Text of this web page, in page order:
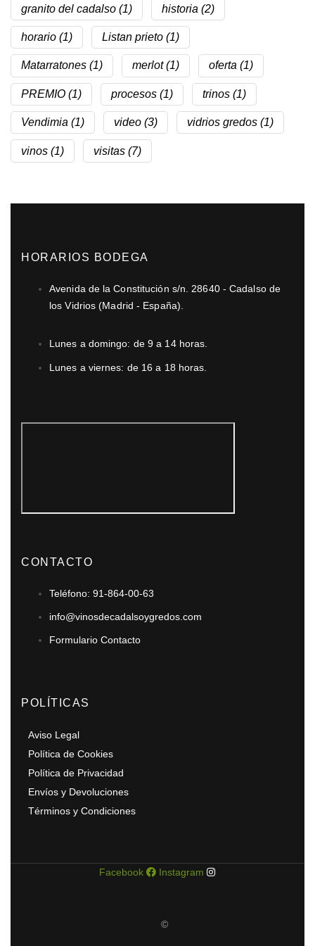
granito del cadalso (1) historia (2)
horario (1) Listan prieto (1)
Matarratones (1) merlot(1) oferta (1)
PREMIO (1) procesos (1) trinos (1)
Vendimia (1) video (3) vidrios gredos (1)
vinos (1) visitas (7)
HORARIOS BODEGA
Avenida de la Constitución s/n. 28640 - Cadalso de
los Vidrios (Madrid - España).
Lunes a domingo: de 9 a 14 horas.
Lunes a viernes: de 16 a 18 horas.
CONTACTO
Teléfono: 91-864-00-63
info@vinosdecadalsoygredos.com
Formulario Contacto
POLÍTICAS
Aviso Legal
Política de Cookies
Política de Privacidad
Envíos y Devoluciones
Términos y Condiciones
Facebook Instagram
©